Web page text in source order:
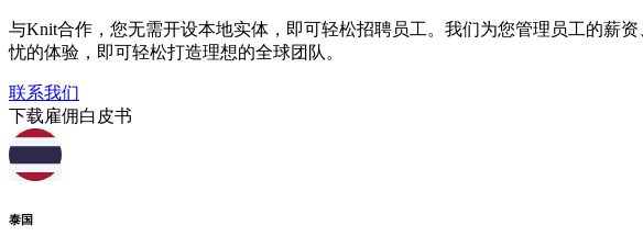
与Knit合作，您无需开设本地实体，即可轻松招聘员工。我们为您管理员工的薪
忧的体验，即可轻松打造理想的全球团队。
联系我们
下载雇佣白皮书
泰国